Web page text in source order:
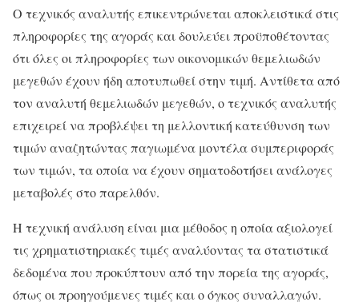
Ο τεχνικός αναλυτής επικεντρώνεται αποκλειστικά στις
πληροφορίες της αγοράς και δουλεύει προϋποθέτοντας
ότι όλες οι πληροφορίες των οικονομικών θεμελιωδών
μεγεθών έχουν ήδη αποτυπωθεί στην τιμή. Αντίθετα από
τον αναλυτή θεμελιωδών μεγεθών, ο τεχνικός αναλυτής
επιχειρεί να προβλέψει τη μελλοντική κατεύθυνση των
τιμών αναζητώντας παγιωμένα μοντέλα συμπεριφοράς
των τιμών, τα οποία να έχουν σηματοδοτήσει ανάλογες
μεταβολές στο παρελθόν.
Η τεχνική ανάλυση είναι μια μέθοδος η οποία αξιολογεί
τις χρηματιστηριακές τιμές αναλύοντας τα στατιστικά
δεδομένα που προκύπτουν από την πορεία της αγοράς,
όπως οι προηγούμενες τιμές και ο όγκος συναλλαγών.